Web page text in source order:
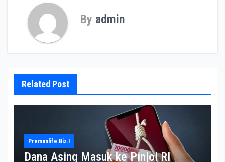
By admin
Related Post
Premanlife.biz.i
Dana Asing Masuk ke Pinjol RI